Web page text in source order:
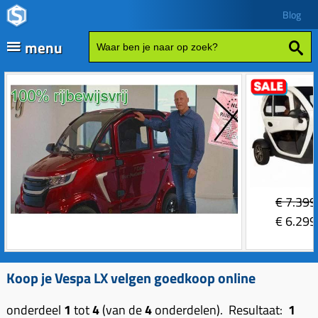
Blog
menu
Fatbikes
Scooter kopen
Zip
Sales
Elektrische delen
Achterlicht
Bobine
Motordelen
Achter tandwielen
Carburateurs (delen)
Frame delen
Achterbrug delen
Accessoires
€
€
Koop je Vespa LX velgen goedkoop online
onderdeel 1 tot4(van de4onderdelen). Resultaat: 1